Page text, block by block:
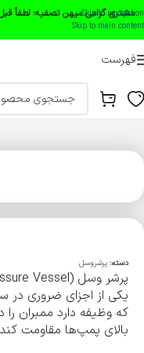
Skip to navigation
Skip to main content
مشتری گرامی میهن تصفیه: لطفاً
فهرست
دسته: پرشروسل
که وظیفه دارد ممبران
بالای پمپ‌ها مقاومت